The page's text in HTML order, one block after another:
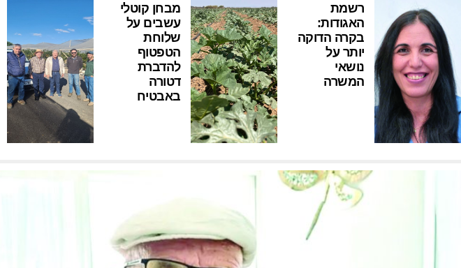
רשמת
האגודות:
בקרה הדוקה
יותר על
נושאי
המשרה
מבחן קוטלי
עשבים על
שלוחת
הטפטוף
להדברת
דטורה
באבטיח